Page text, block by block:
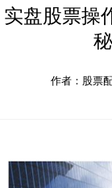
实盘股票操
作者：股票